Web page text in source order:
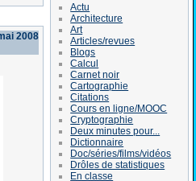
2008
Actu
Architecture
Art
Articles/revues
Blogs
Calcul
Carnet noir
Cartographie
Citations
Cours en ligne/MOOC
Cryptographie
Deux minutes pour...
Dictionnaire
Doc/séries/films/vidéos
Drôles de statistiques
En classe